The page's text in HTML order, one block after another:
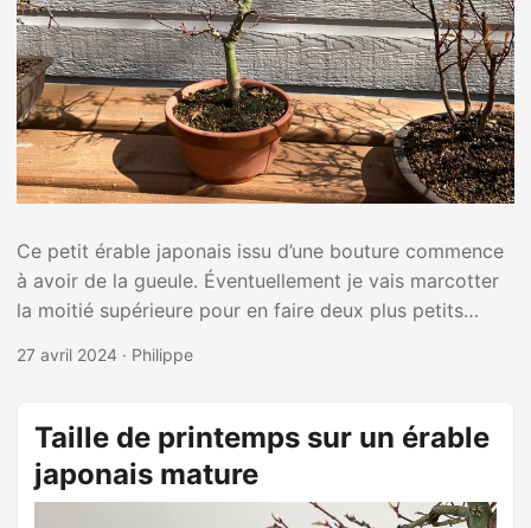
Ce petit érable japonais issu d’une bouture commence
à avoir de la gueule. Éventuellement je vais marcotter
la moitié supérieure pour en faire deux plus petits
27 avril 2024 · Philippe
Taille de printemps sur un érable
japonais mature